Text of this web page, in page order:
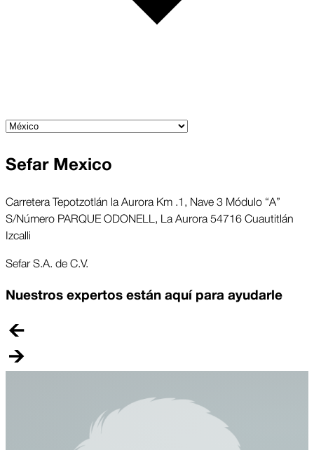
Sefar Mexico
Carretera Tepotzotlán la Aurora Km .1, Nave 3 Módulo “A”
S/Número PARQUE ODONELL, La Aurora 54716 Cuautitlán
Izcalli
Sefar S.A. de C.V.
Nuestros expertos están aquí para ayudarle